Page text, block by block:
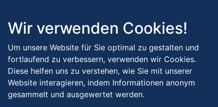
Dezember 2024
November 2024
Oktober 2024
September 2024
Wir verwenden Cookies!
Um unsere Website für Sie optimal zu gestalten und
fortlaufend zu verbessern, verwenden wir Cookies.
Diese helfen uns zu verstehen, wie Sie mit unserer
Website interagieren, indem Informationen anonym
gesammelt und ausgewertet werden.